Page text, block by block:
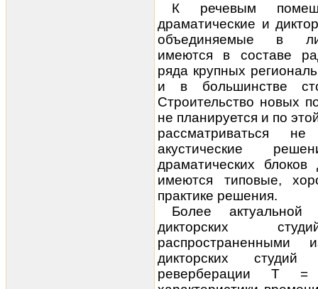
К речевым
драматические и
объединяемые в
имеются в составе
ряда крупных
и в большинстве
Строительство новых
не планируется и по
рассматриваться
акустические
драматических
имеются типовые,
практике решения.
Более актуальной
дикторских
дикторских
реверберации Т